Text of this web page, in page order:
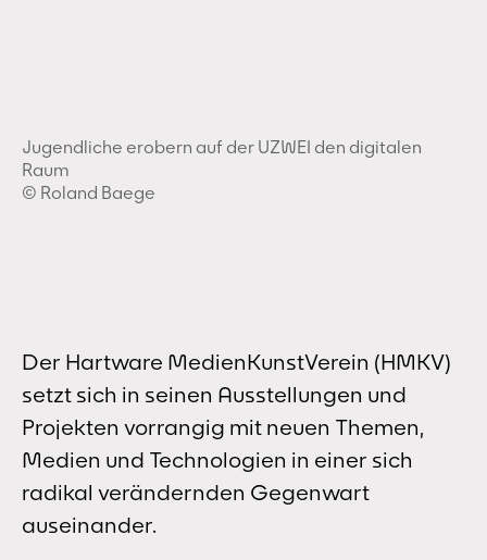
Jugendliche erobern auf der UZWEI den digitalen
Raum
©️ Roland Baege
Der Hartware MedienKunstVerein (HMKV)
setzt sich in seinen Ausstellungen und
Projekten vorrangig mit neuen Themen,
Medien und Technologien in einer sich
radikal verändernden Gegenwart
auseinander.